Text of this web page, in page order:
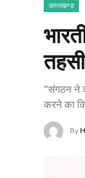
उत्तराखण्ड
"संगठन ने
करने का
By